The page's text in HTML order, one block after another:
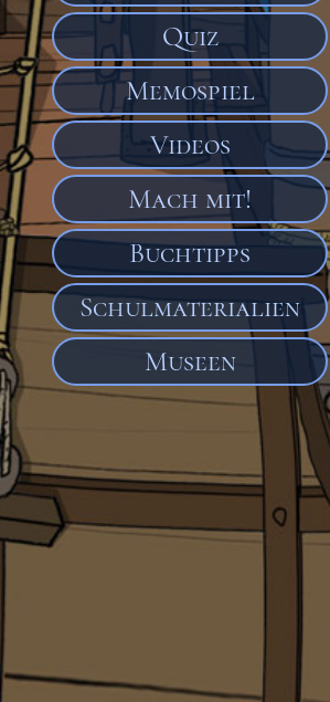
Quiz
Memospiel
Videos
Mach mit!
Buchtipps
Schulmaterialien
Museen